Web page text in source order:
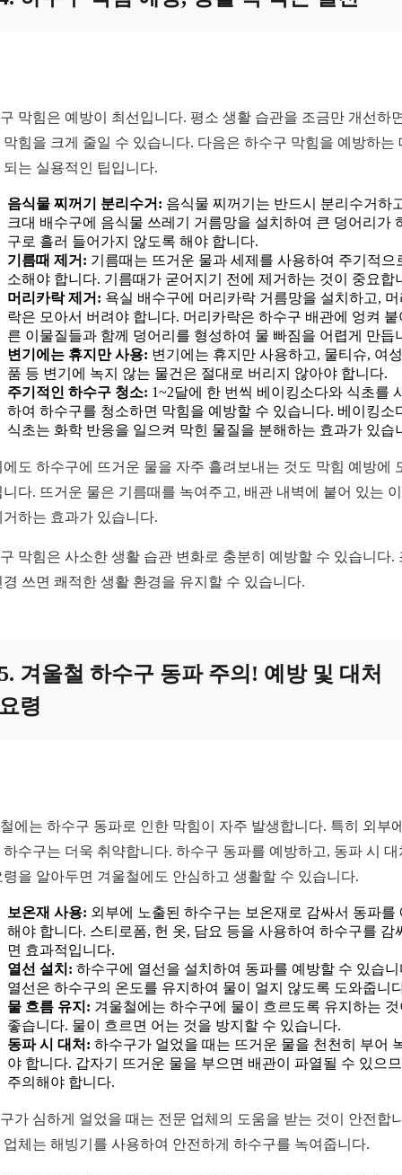
막힘은 예방이 최선입니다. 평소 생활 습관을 조금만 개선하
막힘을 크게 줄일 수 있습니다. 다음은 하수구 막힘을 예방하는
되는 실용적인 팁입니다.
음식물 찌꺼기 분리수거: 음식물 찌꺼기는 반드시 분리수거하
크대 배수구에 음식물 쓰레기 거름망을 설치하여 큰 덩어리가
구로 흘러 들어가지 않도록 해야 합니다.
기름때 제거: 기름때는 뜨거운 물과 세제를 사용하여 주기적으
소해야 합니다. 기름때가 굳어지기 전에 제거하는 것이 중요합
머리카락 제거: 욕실 배수구에 머리카락 거름망을 설치하고,
락은 모아서 버려야 합니다. 머리카락은 하수구 배관에 엉켜 붙
른 이물질들과 함께 덩어리를 형성하여 물 빠짐을 어렵게 만듭
변기에는 휴지만 사용: 변기에는 휴지만 사용하고, 물티슈, 여
품 등 변기에 녹지 않는 물건은 절대로 버리지 않아야 합니다.
주기적인 하수구 청소: 1~2달에 한 번씩 베이킹소다와 식초를
하여 하수구를 청소하면 막힘을 예방할 수 있습니다. 베이킹소
식초는 화학 반응을 일으켜 막힌 물질을 분해하는 효과가 있습
에도 하수구에 뜨거운 물을 자주 흘려보내는 것도 막힘 예방에
니다. 뜨거운 물은 기름때를 녹여주고, 배관 내벽에 붙어 있는
거하는 효과가 있습니다.
막힘은 사소한 생활 습관 변화로 충분히 예방할 수 있습니다.
경 쓰면 쾌적한 생활 환경을 유지할 수 있습니다.
겨울철 하수구 동파 주의! 예방 및 대처
령
에는 하수구 동파로 인한 막힘이 자주 발생합니다. 특히 외부
하수구는 더욱 취약합니다. 하수구 동파를 예방하고, 동파 시 대
령을 알아두면 겨울철에도 안심하고 생활할 수 있습니다.
보온재 사용: 외부에 노출된 하수구는 보온재로 감싸서 동파를
해야 합니다. 스티로폼, 헌 옷, 담요 등을 사용하여 하수구를 감
면 효과적입니다.
열선 설치: 하수구에 열선을 설치하여 동파를 예방할 수 있습니
열선은 하수구의 온도를 유지하여 물이 얼지 않도록 도와줍니
물 흐름 유지: 겨울철에는 하수구에 물이 흐르도록 유지하는 것
좋습니다. 물이 흐르면 어는 것을 방지할 수 있습니다.
동파 시 대처: 하수구가 얼었을 때는 뜨거운 물을 천천히 부어
야 합니다. 갑자기 뜨거운 물을 부으면 배관이 파열될 수 있으
주의해야 합니다.
가 심하게 얼었을 때는 전문 업체의 도움을 받는 것이 안전합
업체는 해빙기를 사용하여 안전하게 하수구를 녹여줍니다.